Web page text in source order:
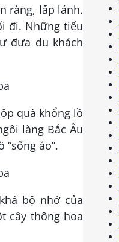
ràng, lấp lánh.
đi. Những tiểu
đưa du khách
quà khổng lồ
làng Bắc Âu
ảo”.
bộ nhớ của
cây thông hoa